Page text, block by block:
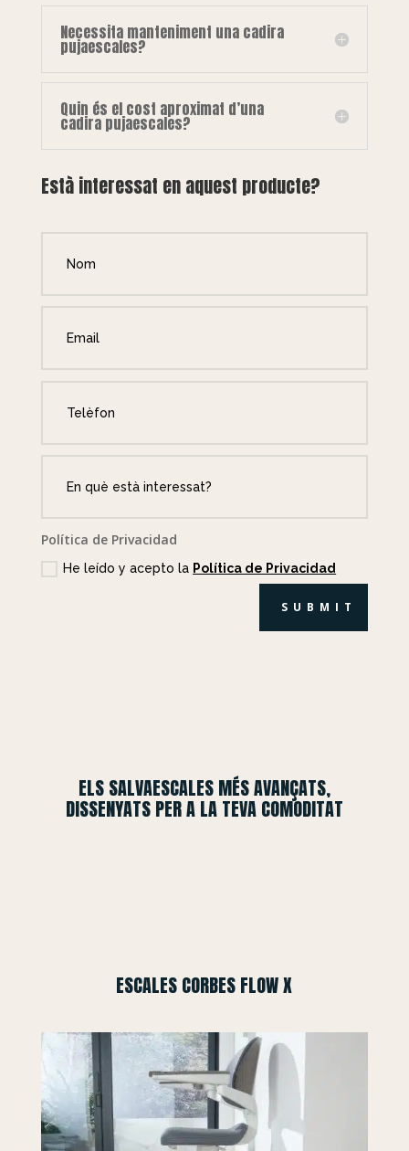
Necessita manteniment una cadira
pujaescales?
Quin és el cost aproximat d’una
cadira pujaescales?
Està interessat en aquest producte?
Política de Privacidad
He leído y acepto la Política de Privacidad
SUBMIT
ELS SALVAESCALES MÉS AVANÇATS,
DISSENYATS PER A LA TEVA COMODITAT
ESCALES CORBES FLOW X